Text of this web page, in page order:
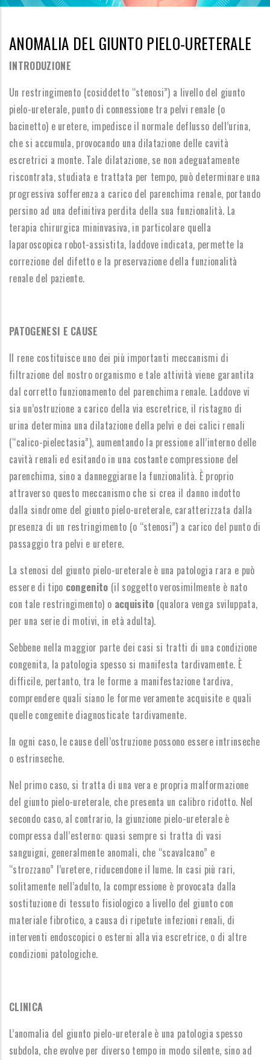
ANOMALIA DEL GIUNTO PIELO-URETERALE
INTRODUZIONE
Un restringimento (cosiddetto “stenosi”) a livello del giunto
pielo-ureterale, punto di connessione tra pelvi renale (o
bacinetto) e uretere, impedisce il normale deflusso dell’urina,
che si accumula, provocando una dilatazione delle cavità
escretrici a monte. Tale dilatazione, se non adeguatamente
riscontrata, studiata e trattata per tempo, può determinare una
progressiva sofferenza a carico del parenchima renale, portando
persino ad una definitiva perdita della sua funzionalità. La
terapia chirurgica mininvasiva, in particolare quella
laparoscopica robot-assistita, laddove indicata, permette la
correzione del difetto e la preservazione della funzionalità
renale del paziente.
PATOGENESI E CAUSE
Il rene costituisce uno dei più importanti meccanismi di
filtrazione del nostro organismo e tale attività viene garantita
dal corretto funzionamento del parenchima renale. Laddove vi
sia un’ostruzione a carico della via escretrice, il ristagno di
urina determina una dilatazione della pelvi e dei calici renali
(“calico-pielectasia”), aumentando la pressione all’interno delle
cavità renali ed esitando in una costante compressione del
parenchima, sino a danneggiarne la funzionalità. È proprio
attraverso questo meccanismo che si crea il danno indotto
dalla sindrome del giunto pielo-ureterale, caratterizzata dalla
presenza di un restringimento (o “stenosi”) a carico del punto di
passaggio tra pelvi e uretere.
La stenosi del giunto pielo-ureterale è una patologia rara e può
essere di tipo congenito (il soggetto verosimilmente è nato
con tale restringimento) o acquisito (qualora venga sviluppata,
per una serie di motivi, in età adulta).
Sebbene nella maggior parte dei casi si tratti di una condizione
congenita, la patologia spesso si manifesta tardivamente. È
difficile, pertanto, tra le forme a manifestazione tardiva,
comprendere quali siano le forme veramente acquisite e quali
quelle congenite diagnosticate tardivamente.
In ogni caso, le cause dell’ostruzione possono essere intrinseche
o estrinseche.
Nel primo caso, si tratta di una vera e propria malformazione
del giunto pielo-ureterale, che presenta un calibro ridotto. Nel
secondo caso, al contrario, la giunzione pielo-ureterale è
compressa dall’esterno: quasi sempre si tratta di vasi
sanguigni, generalmente anomali, che “scavalcano” e
“strozzano” l’uretere, riducendone il lume. In casi più rari,
solitamente nell’adulto, la compressione è provocata dalla
sostituzione di tessuto fisiologico a livello del giunto con
materiale fibrotico, a causa di ripetute infezioni renali, di
interventi endoscopici o esterni alla via escretrice, o di altre
condizioni patologiche.
CLINICA
L’anomalia del giunto pielo-ureterale è una patologia spesso
subdola, che evolve per diverso tempo in modo silente, sino ad